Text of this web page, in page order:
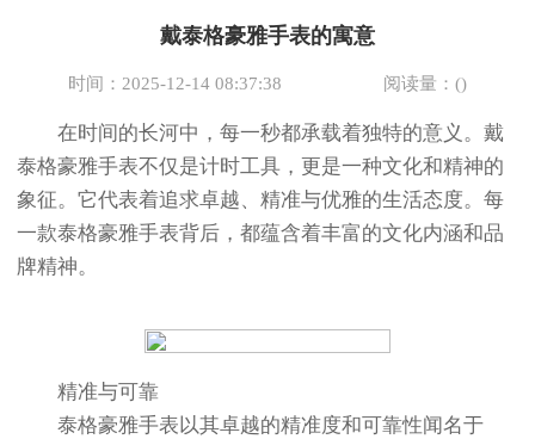
节假日正常营业！
戴泰格豪雅手表的寓意
时间：2025-12-14 08:37:38 阅读量：()
在时间的长河中，每一秒都承载着独特的意义。戴
泰格豪雅手表不仅是计时工具，更是一种文化和精神的
象征。它代表着追求卓越、精准与优雅的生活态度。每
一款泰格豪雅手表背后，都蕴含着丰富的文化内涵和品
牌精神。
精准与可靠
泰格豪雅手表以其卓越的精准度和可靠性闻名于